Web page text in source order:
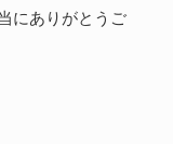
にありがとうご